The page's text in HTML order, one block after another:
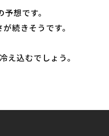
想です。
続きそうです。
込むでしょう。